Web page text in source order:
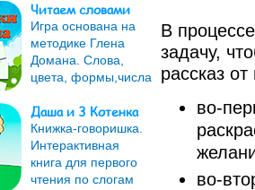
Читаем словами
Игра основана на
методике Глена
Домана. Слова,
цвета, формы,числа
Даша и 3 Котенка
Книжка-говоришка.
Интерактивная
книга для первого
чтения по слогам
В
задачу,
рассказ
во-
во-